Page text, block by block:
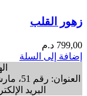
زهور القلب
799,00 د.م
إضافة إلى السلة
العنوان: رقم 51، مارشيه ريفييرا، شارع غاندي، الدار البيضاء 20000
البريد